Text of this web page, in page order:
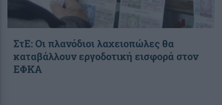
ΣτΕ: Οι πλανόδιοι λαχειοπώλες θα
καταβάλλουν εργοδοτική εισφορά στον
ΕΦΚΑ